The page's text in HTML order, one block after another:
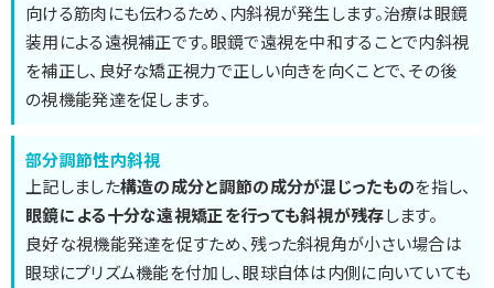
向ける筋肉にも伝わるため、内斜視が発生します。治療は眼鏡
装用による遠視補正です。眼鏡で遠視を中和することで内斜視
を補正し、良好な矯正視力で正しい向きを向くことで、その後
の視機能発達を促します。
部分調節性内斜視
上記しました構造の成分と調節の成分が混じったものを指し、
眼鏡による十分な遠視矯正を行っても斜視が残存します。
良好な視機能発達を促すため、残った斜視角が小さい場合は
眼球にプリズム機能を付加し、眼球自体は内側に向いていても